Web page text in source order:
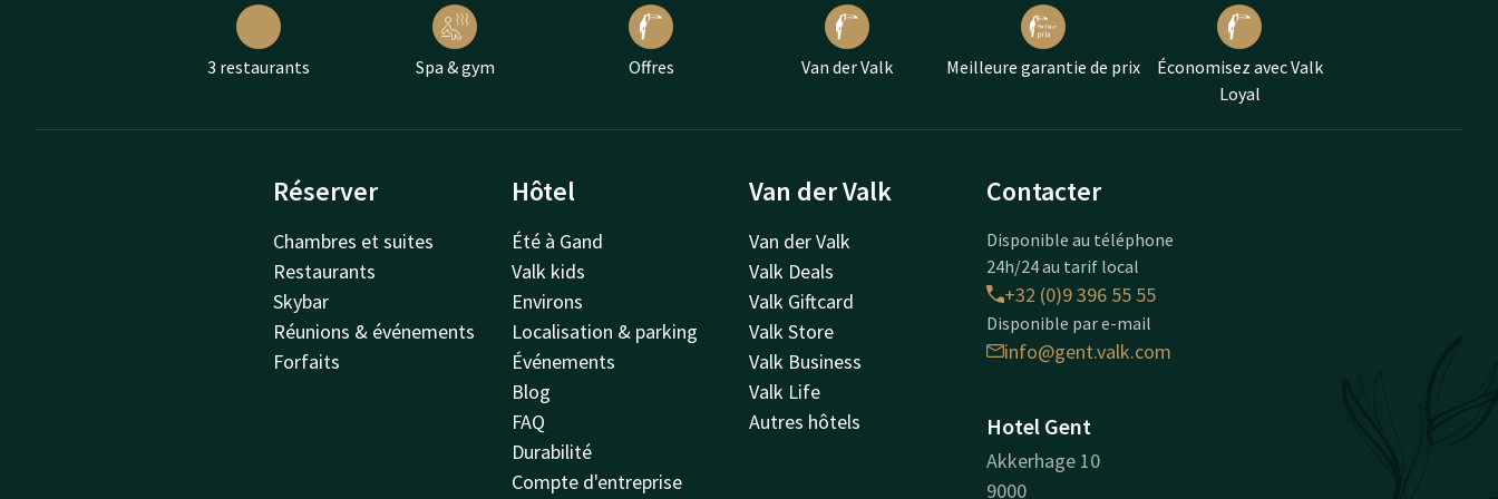
3 restaurants Spa & gym Offres Van der Valk Meilleure garantie de prix
Économisez avec Valk
Loyal
Réserver
Chambres et suites
Restaurants
Skybar
Réunions & événements
Forfaits
Hôtel
Été à Gand
Valk kids
Environs
Localisation & parking
Événements
Blog
FAQ
Durabilité
Compte d'entreprise
Van der Valk
Van der Valk
Valk Deals
Valk Giftcard
Valk Store
Valk Business
Valk Life
Autres hôtels
Contacter
Disponible au téléphone
24h/24 au tarif local
+32 (0)9 396 55 55
Disponible par e-mail
info@gent.valk.com
Hotel Gent
Akkerhage 10
9000